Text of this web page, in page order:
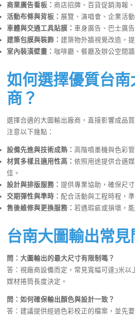
商業廣告看板： 商店招牌、百貨促銷海報
活動布條與背板： 展覽、演唱會、企業活
車體與交通工具貼膜： 車身廣告、巴士廣
建築包膜與裝飾： 建築物外牆視覺改造，
室內裝潢壁畫： 咖啡廳、餐廳及辦公空間
如何選擇優質台
商？
選擇合適的大圖輸出廠商，直接影響成品
注意以下幾點：
設備先進與技術成熟： 高階噴墨機與色彩
材質多樣且適用性高： 依照用途提供合適
佳。
設計與排版服務： 提供專業協助，確保尺
交期彈性與準時： 配合活動與工程時程，
售後維修與更換服務： 若遇瑕疵或損壞，
台南大圖輸出常
問：大圖輸出的最大尺寸有限制嗎？
答：視廠商設備而定，常見寬幅可達3米以
媒材捲筒長度決定。
問：如何確保輸出顏色與設計一致？
答：建議提供經過色彩校正的檔案，並先